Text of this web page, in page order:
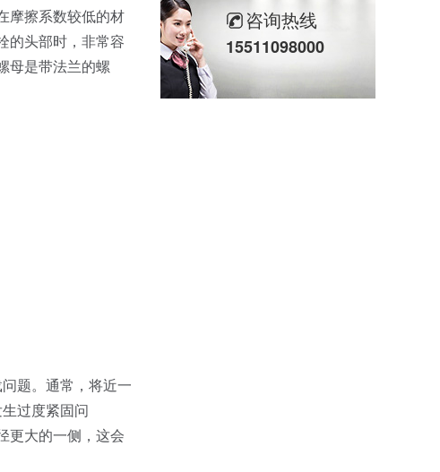
摩擦系数较低的材
的头部时，非常容
母是带法兰的螺
题。通常，将近一
过度紧固问
更大的一侧，这会
咨询热线
15511098000